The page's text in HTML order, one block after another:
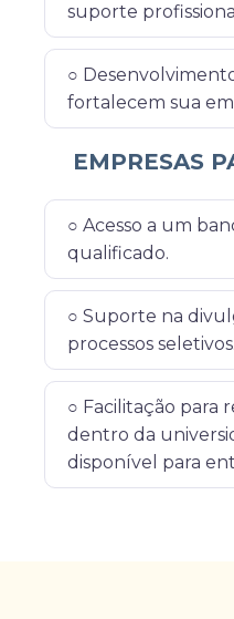
suporte
○
fortalecem sua
EMPRESAS
○ Acesso a um
qualificado.
○ Suporte na
processos seletivos.
○ Facilitação para
dentro da
disponível para